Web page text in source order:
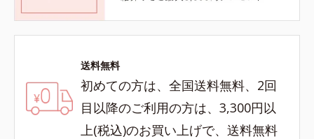
送料無料
初めての方は、全国送料無料、2回
目以降のご利用の方は、3,300円以
上(税込)のお買い上げで、送料無料